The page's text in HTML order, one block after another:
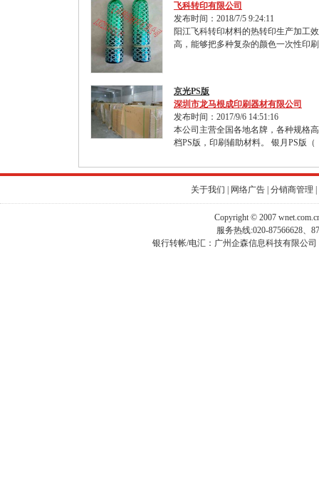
飞科转印有限公司
发布时间：2018/7/5 9:24:11
阳江飞科转印材料的热转印生产加工
高，能够把多种复杂的颜色一次性印
京光PS版
深圳市龙马根成印刷器材有限公司
发布时间：2017/9/6 14:51:16
本公司主营全国各地名牌，各种规格
档PS版，印刷辅助材料。 银月PS版（
关于我们 网络广告 分销商管理
Copyright © 2007
服务热线:020-87566628、
银行转帐/电汇：广州企森信息科技有限公